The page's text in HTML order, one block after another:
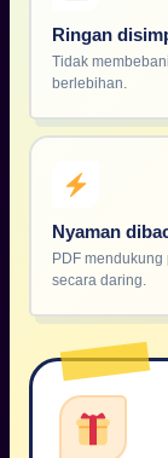
Ringan
Tidak
berlebihan.
Nyaman
PDF
secara daring.